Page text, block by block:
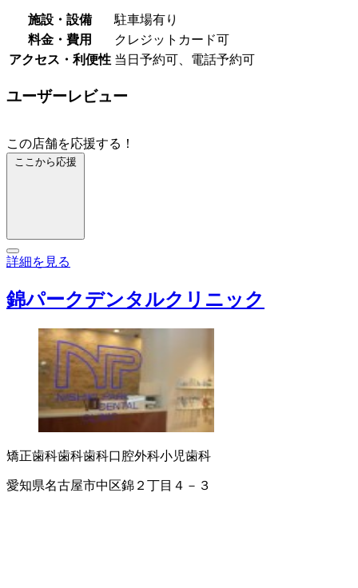
施設・設備
駐車場有り
料金・費用
クレジットカード可
アクセス・利便性 当日予約可、電話予約可
ユーザーレビュー
この店舗を応援する！
ここから応援
詳細を見る
錦パークデンタルクリニック
矯正歯科歯科歯科口腔外科小児歯科
愛知県名古屋市中区錦２丁目４－３